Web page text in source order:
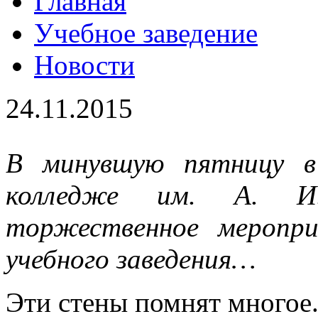
Учебное заведение
Новости
24.11.2015
В минувшую пятницу в
колледже им. А. И.
торжественное
учебного заведения…
Эти стены помнят многое.